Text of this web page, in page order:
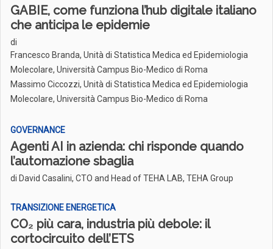
GABIE, come funziona l’hub digitale italiano
che anticipa le epidemie
di
Francesco Branda, Unità di Statistica Medica ed Epidemiologia
Molecolare, Università Campus Bio-Medico di Roma
Massimo Ciccozzi, Unità di Statistica Medica ed Epidemiologia
Molecolare, Università Campus Bio-Medico di Roma
GOVERNANCE
Agenti AI in azienda: chi risponde quando
l’automazione sbaglia
di David Casalini, CTO and Head of TEHA LAB, TEHA Group
TRANSIZIONE ENERGETICA
CO₂ più cara, industria più debole: il
cortocircuito dell’ETS